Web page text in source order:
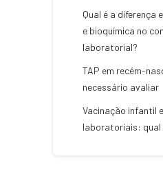
Qual é a diferença
e bioquímica no
laboratorial?
TAP em recém-
necessário avaliar
Vacinação infantil
laboratoriais: qual